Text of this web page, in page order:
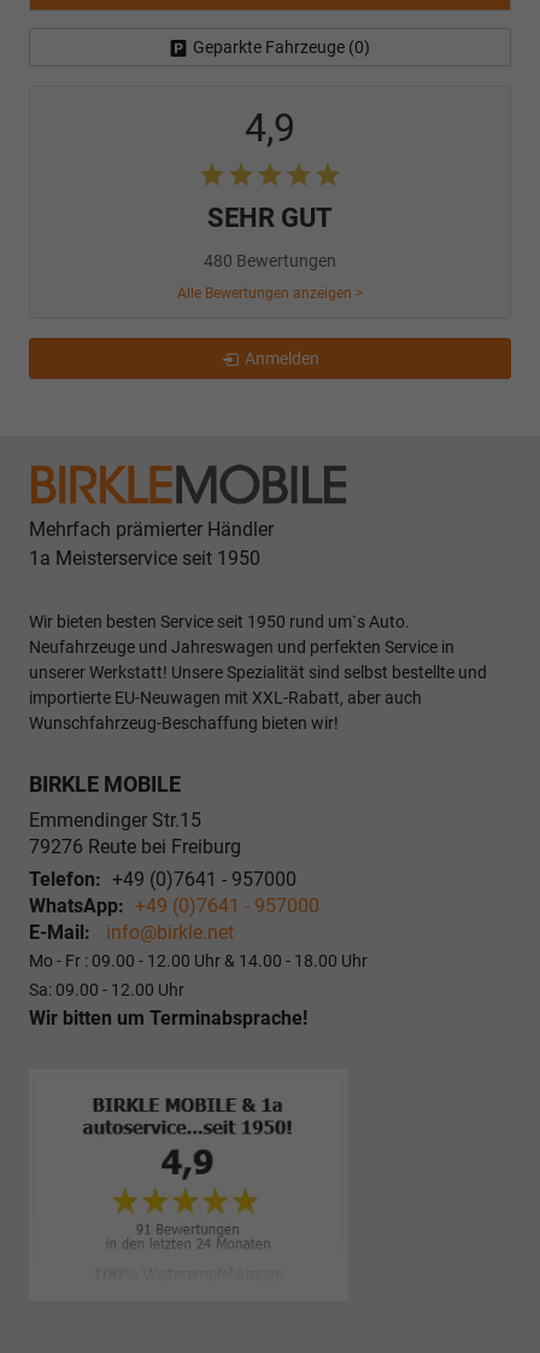
Geparkte Fahrzeuge (0)
4,9
SEHR GUT
480 Bewertungen
Alle Bewertungen anzeigen >
Anmelden
Mehrfach prämierter Händler
1a Meisterservice seit 1950
Wir bieten besten Service seit 1950 rund um`s Auto.
Neufahrzeuge und Jahreswagen und perfekten Service in
unserer Werkstatt! Unsere Spezialität sind selbst bestellte und
importierte EU-Neuwagen mit XXL-Rabatt, aber auch
Wunschfahrzeug-Beschaffung bieten wir!
BIRKLE MOBILE
Emmendinger Str.15
79276 Reute bei Freiburg
Telefon: +49 (0)7641 - 957000
WhatsApp: +49 (0)7641 - 957000
E-Mail:
info@birkle.net
Mo - Fr : 09.00 - 12.00 Uhr & 14.00 - 18.00 Uhr
Sa: 09.00 - 12.00 Uhr
Wir bitten um Terminabsprache!